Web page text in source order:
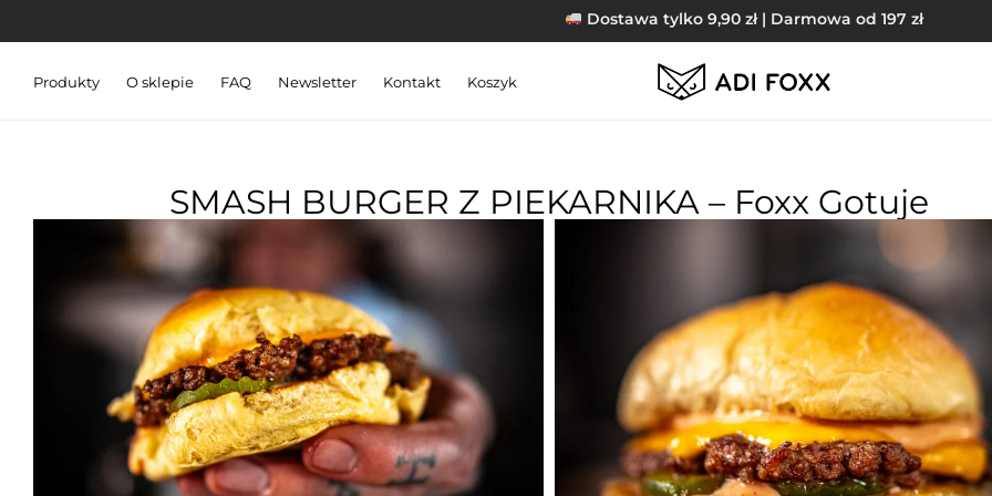
Dostawa tylko 9,90 zł | Darmowa od 197 zł
Produkty O sklepie FAQ Newsletter Kontakt Koszyk
SMASH BURGER Z PIEKARNIKA – Foxx Gotuje